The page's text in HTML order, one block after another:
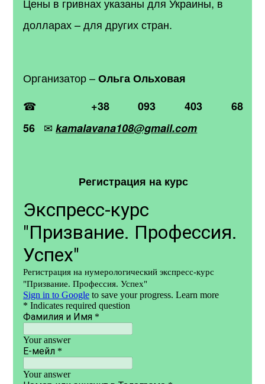
долларах – для других стран.
Организатор –Ольга Ольховая
☎ +38 093 403 68
56
✉kamalavana108@gmail.com
Регистрация на курс